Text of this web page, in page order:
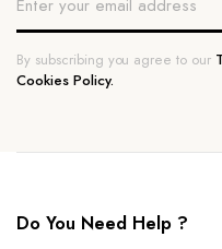
By subscribing you agree to our
Cookies Policy.
Do You Need Help ?